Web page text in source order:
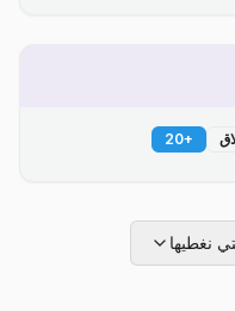
+
20
نغطيها